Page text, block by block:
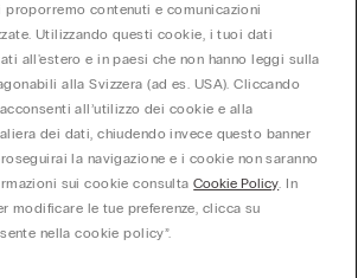
5, CH-8952 Schlieren, CHE-287.459.583,
contenuti e comunicazioni
Utilizzando questi cookie, i tuoi dati
all'estero e in paesi che non hanno leggi sulla
alla Svizzera (ad es. USA). Cliccando
all’utilizzo dei cookie e alla
dei dati, chiudendo invece questo banner
la navigazione e i cookie non saranno
sui cookie consultaCookie Policy. In
modificare le tue preferenze, clicca su
nella cookie policy”.